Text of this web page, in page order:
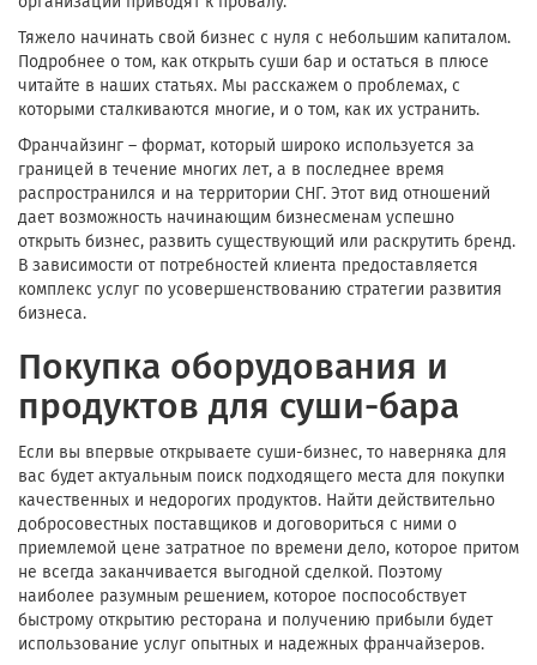
Тяжело начинать свой бизнес с нуля с небольшим капиталом.
Подробнее о том, как открыть суши бар и остаться в плюсе
читайте в наших статьях. Мы расскажем о проблемах, с
которыми сталкиваются многие, и о том, как их устранить.
Франчайзинг – формат, который широко используется за
границей в течение многих лет, а в последнее время
распространился и на территории СНГ. Этот вид отношений
дает возможность начинающим бизнесменам успешно
открыть бизнес, развить существующий или раскрутить бренд.
В зависимости от потребностей клиента предоставляется
комплекс услуг по усовершенствованию стратегии развития
бизнеса.
Покупка оборудования и
продуктов для суши-бара
Если вы впервые открываете суши-бизнес, то наверняка для
вас будет актуальным поиск подходящего места для покупки
качественных и недорогих продуктов. Найти действительно
добросовестных поставщиков и договориться с ними о
приемлемой цене затратное по времени дело, которое притом
не всегда заканчивается выгодной сделкой. Поэтому
наиболее разумным решением, которое поспособствует
быстрому открытию ресторана и получению прибыли будет
использование услуг опытных и надежных франчайзеров.